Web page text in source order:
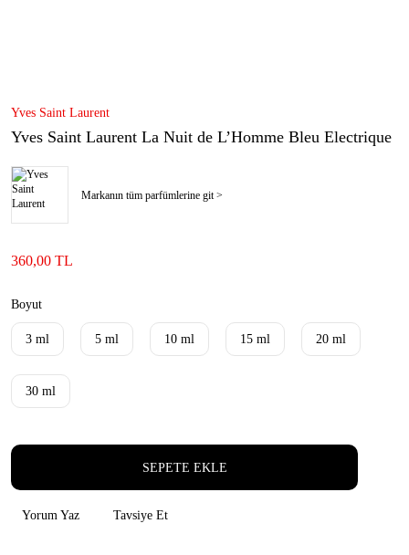
Yves Saint Laurent
Yves Saint Laurent La Nuit de L’Homme Bleu Electrique
Markanın tüm parfümlerine git >
360,00 TL
Boyut
3 ml 5 ml 10 ml 15 ml 20 ml
30 ml
SEPETE EKLE
Yorum Yaz Tavsiye Et